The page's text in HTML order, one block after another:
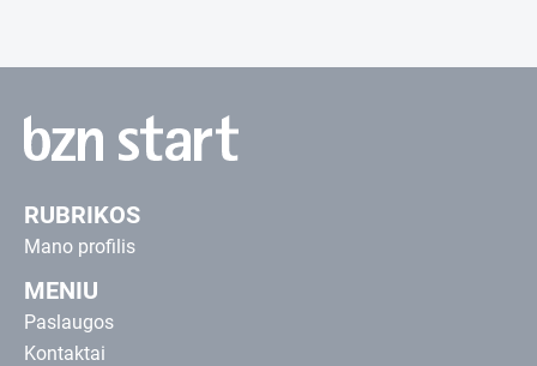
RUBRIKOS
Mano profilis
MENIU
Paslaugos
Kontaktai